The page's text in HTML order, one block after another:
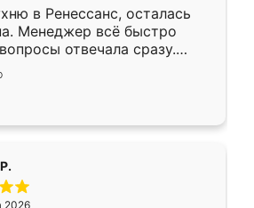
в Ренессанс, осталась
Менеджер всё быстро
отвечала сразу.
в субботу, подошёл к
Собрали
работали аккуратно, даже
2026